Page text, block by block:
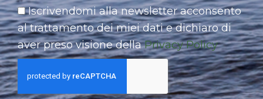
Iscrivendomi alla newsletter acconsento
al trattamento dei miei dati e dichiaro di
aver preso visione dellaPrivacy Policy